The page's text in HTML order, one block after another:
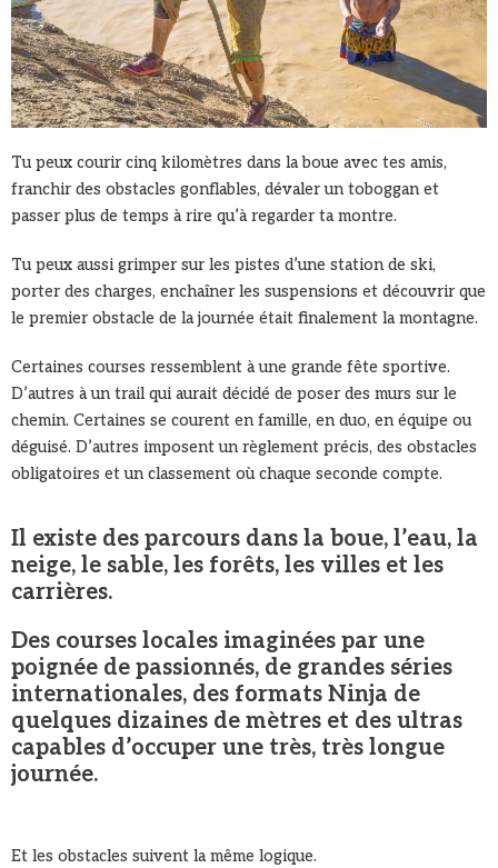
Tu peux courir cinq kilomètres dans la boue avec tes amis,
franchir des obstacles gonflables, dévaler un toboggan et
passer plus de temps à rire qu’à regarder ta montre.
Tu peux aussi grimper sur les pistes d’une station de ski,
porter des charges, enchaîner les suspensions et découvrir que
le premier obstacle de la journée était finalement la montagne.
Certaines courses ressemblent à une grande fête sportive.
D’autres à un trail qui aurait décidé de poser des murs sur le
chemin. Certaines se courent en famille, en duo, en équipe ou
déguisé. D’autres imposent un règlement précis, des obstacles
obligatoires et un classement où chaque seconde compte.
Il existe des parcours dans la boue, l’eau, la
neige, le sable, les forêts, les villes et les
carrières.
Des courses locales imaginées par une
poignée de passionnés, de grandes séries
internationales, des formats Ninja de
quelques dizaines de mètres et des ultras
capables d’occuper une très, très longue
journée.
Et les obstacles suivent la même logique.